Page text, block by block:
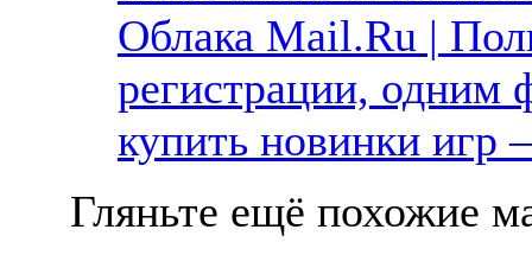
Облака Mail.Ru |
регистрации, одним
купить новинки
Гляньте ещё похожие